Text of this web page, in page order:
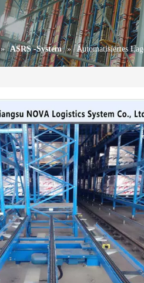
» ASRS -System » Automatisiertes